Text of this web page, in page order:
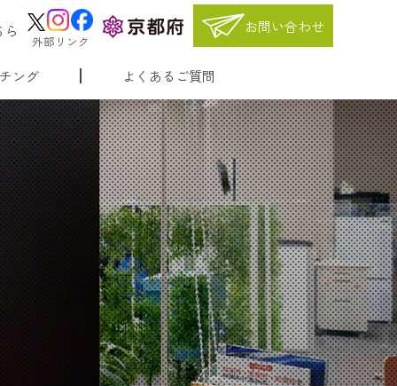
外部リンク
お問い合わせ
ング よくあるご質問